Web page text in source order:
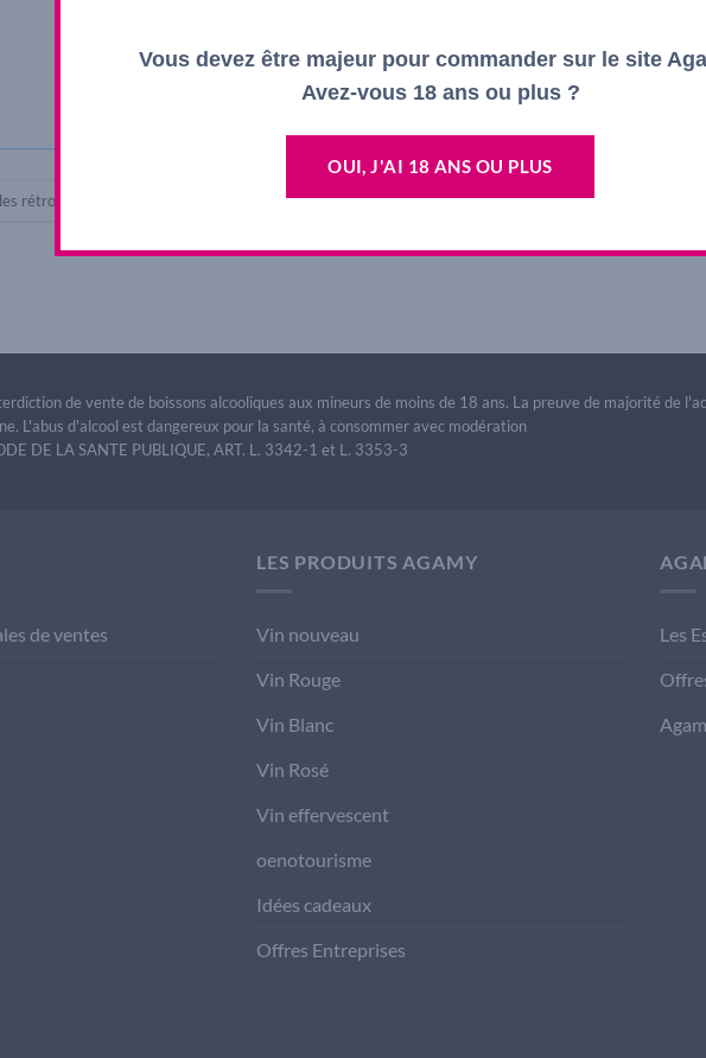
rétroliens sont actuellement fermés.
de vente de boissons alcooliques aux mineurs de moins de 18 ans. La preuve de majorité de
L'abus d'alcool est dangereux pour la santé, à consommer avec modération
DE LA SANTE PUBLIQUE, ART. L. 3342-1 et L. 3353-3
de ventes
LES PRODUITS AGAMY
Vin nouveau
Vin Rouge
Vin Blanc
Vin Rosé
Vin effervescent
oenotourisme
Idées cadeaux
Offres Entreprises
Les
Vous devez être majeur pour commander sur le site
Avez-vous 18 ans ou plus ?
OUI, J'AI 18 ANS OU PLUS